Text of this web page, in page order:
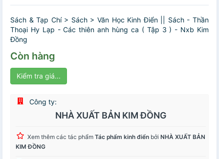
Sách & Tạp Chí > Sách > Văn Học Kinh Điển || Sách - Thần
Thoại Hy Lạp - Các thiên anh hùng ca ( Tập 3 ) - Nxb Kim
Đồng
Còn hàng
Kiểm tra giá...
Công ty:
NHÀ XUẤT BẢN KIM ĐỒNG
Xem thêm các tác phẩm Tác phẩm kinh điển bởi NHÀ XUẤT BẢN
KIM ĐỒNG